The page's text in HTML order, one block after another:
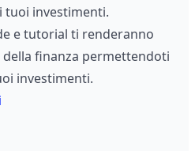
tuoi investimenti.
e tutorial ti renderanno
finanza permettendoti
investimenti.